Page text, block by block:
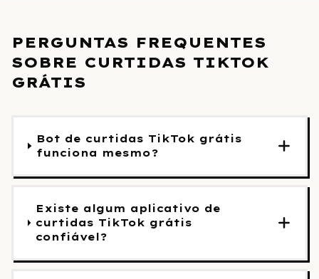
PERGUNTAS FREQUENTES
SOBRE CURTIDAS TIKTOK
GRÁTIS
Bot de curtidas TikTok grátis
funciona mesmo?
Existe algum aplicativo de
curtidas TikTok grátis
confiável?